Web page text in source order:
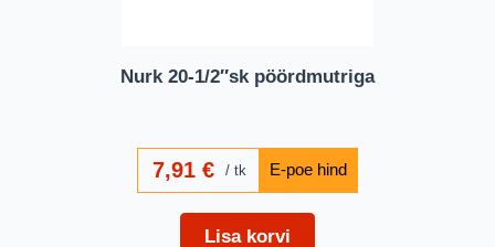
Nurk 20-1/2″sk pöördmutriga
7,91€ tk
Lisa korvi